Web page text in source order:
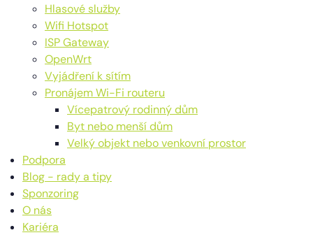
Hlasové služby
Wifi Hotspot
ISP Gateway
OpenWrt
Vyjádření k sítím
Pronájem Wi-Fi routeru
Vícepatrový rodinný dům
Byt nebo menší dům
Velký objekt nebo venkovní prostor
Podpora
Blog - rady a tipy
Sponzoring
O nás
Kariéra